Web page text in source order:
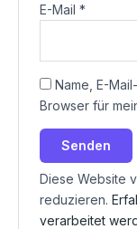
E-Mail*
Name, E-
Browser für
Diese Website
reduzieren.
verarbeitet